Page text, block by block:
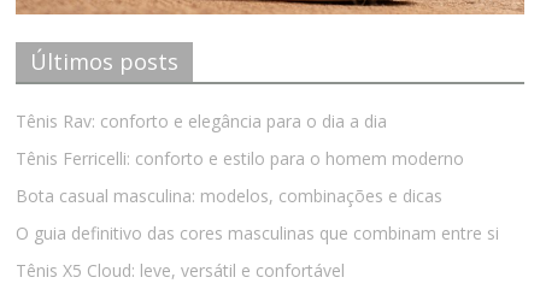
Últimos posts
Tênis Rav: conforto e elegância para o dia a dia
Tênis Ferricelli: conforto e estilo para o homem moderno
Bota casual masculina: modelos, combinações e dicas
O guia definitivo das cores masculinas que combinam entre si
Tênis X5 Cloud: leve, versátil e confortável